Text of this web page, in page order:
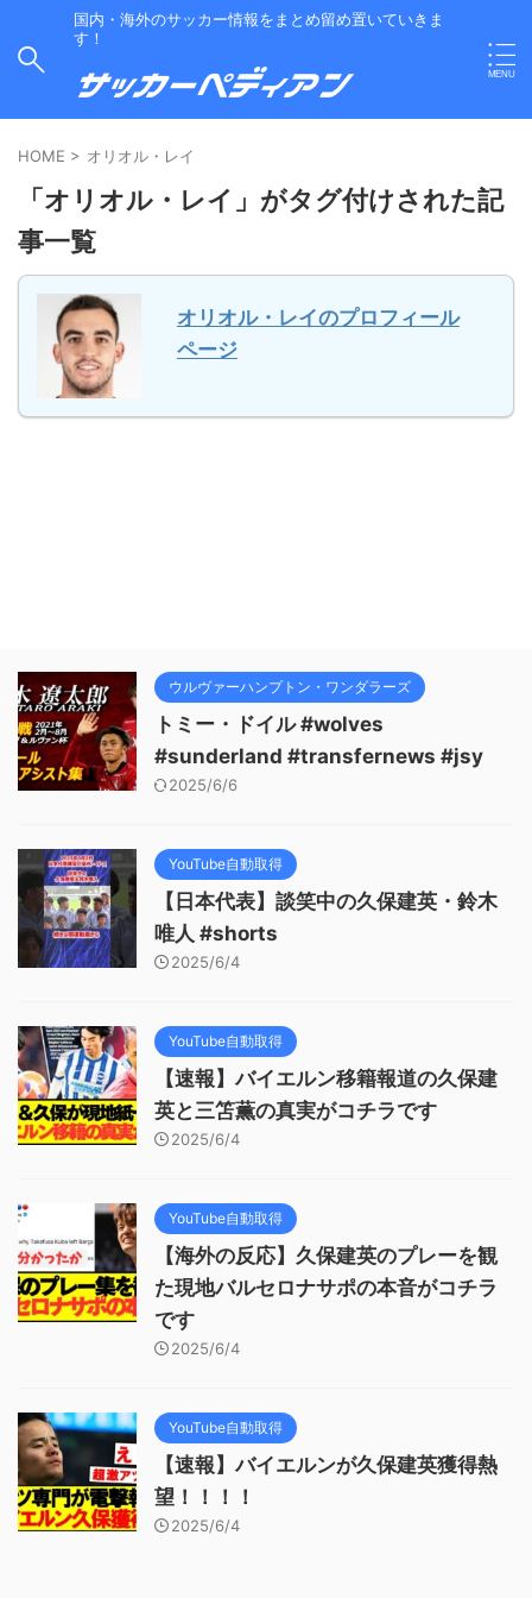
国内・海外のサッカー情報をまとめ留め置いていきま
す！
HOME > オリオル・レイ
「オリオル・レイ」がタグ付けされた記
事一覧
オリオル・レイのプロフィール
ページ
ウルヴァーハンプトン・ワンダラーズ
トミー・ドイル #wolves
#sunderland #transfernews #jsy
2025/6/6
YouTube自動取得
【日本代表】談笑中の久保建英・鈴木
唯人 #shorts
2025/6/4
YouTube自動取得
【速報】バイエルン移籍報道の久保建
英と三笘薫の真実がコチラです
2025/6/4
YouTube自動取得
【海外の反応】久保建英のプレーを観
た現地バルセロナサポの本音がコチラ
です
2025/6/4
YouTube自動取得
【速報】バイエルンが久保建英獲得熱
望！！！！
2025/6/4